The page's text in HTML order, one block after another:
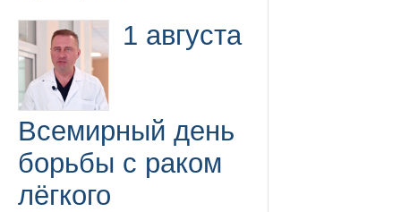
1 августа
Всемирный день
борьбы с раком
лёгкого